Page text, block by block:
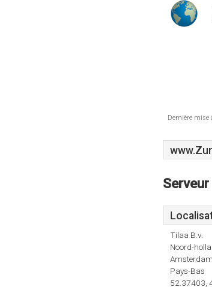
Dernière mise
Serveur
Tilaa B.v.
Noord-
Amsterdam
Pays-Bas
52.37403,